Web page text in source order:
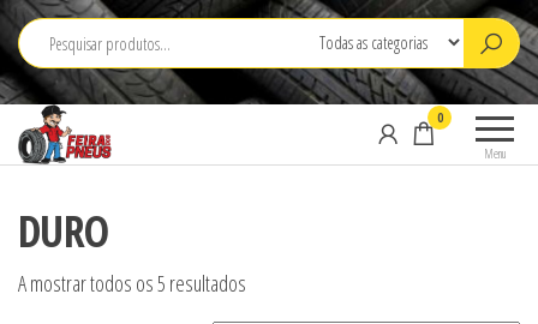
Saltar
para
o
conteúdo
Menu
0
DURO
A mostrar todos os 5 resultados